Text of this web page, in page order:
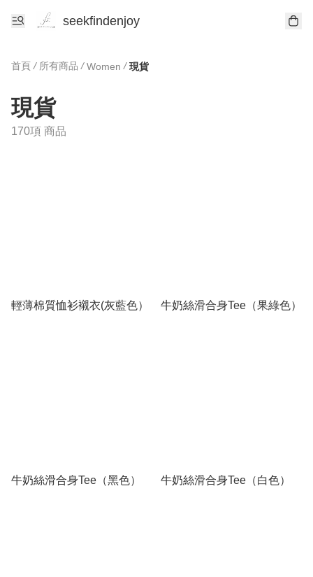
seekfindenjoy
首頁 / 所有商品 / Women / 現貨
現貨
170項 商品
輕薄棉質恤衫襯衣(灰藍色） 牛奶絲滑合身Tee（果綠色）
牛奶絲滑合身Tee（黑色） 牛奶絲滑合身Tee（白色）